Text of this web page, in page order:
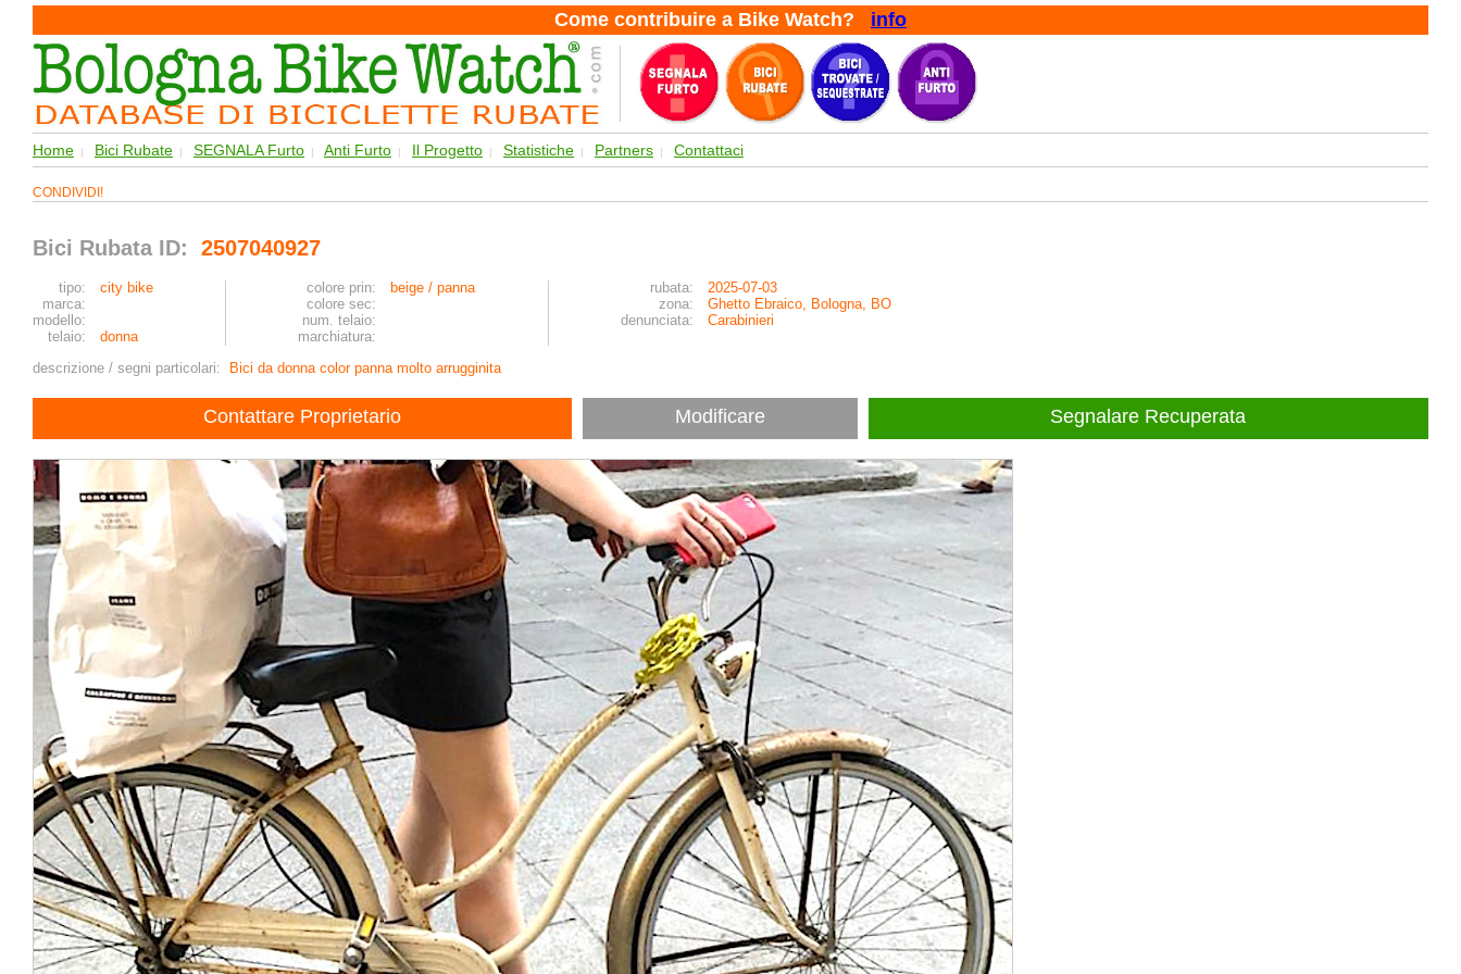
Come contribuire a Bike Watch? info
Home | Bici Rubate | SEGNALA Furto | Anti Furto | Il Progetto | Statistiche | Partners | Contattaci
CONDIVIDI!
Bici Rubata ID: 2507040927
tipo: city bike colore prin: beige / panna rubata:
2025-07-03
marca:
colore sec: zona:
Ghetto Ebraico, Bologna, BO
modello:
num. telaio: denunciata:
Carabinieri
telaio:
donna
marchiatura:
descrizione / segni particolari:
Bici da donna color panna molto arrugginita
Contattare Proprietario Modificare Segnalare Recuperata